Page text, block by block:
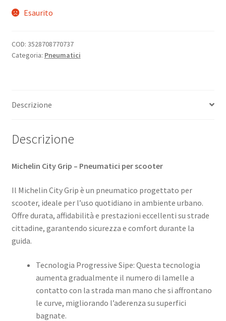
Esaurito
COD: 3528708770737
Categoria: Pneumatici
Descrizione
Descrizione
Michelin City Grip – Pneumatici per scooter
Il Michelin City Grip è un pneumatico progettato per
scooter, ideale per l’uso quotidiano in ambiente urbano.
Offre durata, affidabilità e prestazioni eccellenti su strade
cittadine, garantendo sicurezza e comfort durante la
guida.
Tecnologia Progressive Sipe: Questa tecnologia
aumenta gradualmente il numero di lamelle a
contatto con la strada man mano che si affrontano
le curve, migliorando l’aderenza su superfici
bagnate.​